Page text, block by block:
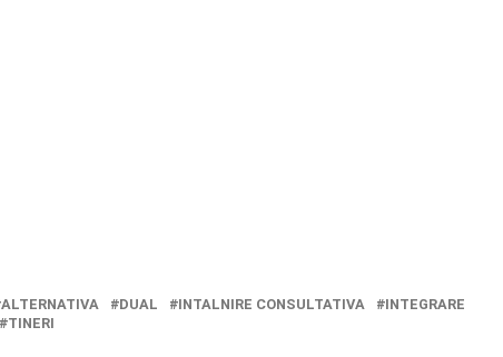
ALTERNATIVA DUAL INTALNIRE CONSULTATIVA
INTEGRARE
TINERI